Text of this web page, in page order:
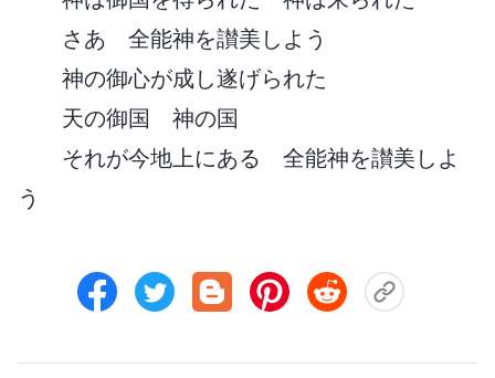
さあ 全能神を讃美しよう
神の御心が成し遂げられた
天の御国 神の国
それが今地上にある 全能神を讃美しよ
う